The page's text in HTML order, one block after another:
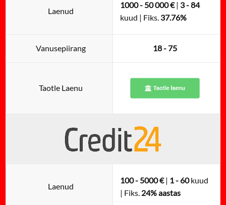
Laenud
1000 - 50 000 €| 3 - 84
kuud | Fiks. 37.76%
Vanusepiirang 18 - 75
Taotle Laenu
Laenud
100 - 5000 €| 1 - 60kuud
| Fiks. 24% aastas